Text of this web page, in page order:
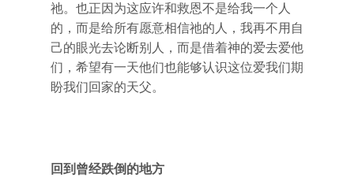
祂。也正因为这应许和救恩不是给我一个人
的，而是给所有愿意相信祂的人，我再不用自
己的眼光去论断别人，而是借着神的爱去爱他
们，希望有一天他们也能够认识这位爱我们期
盼我们回家的天父。
回到曾经跌倒的地方